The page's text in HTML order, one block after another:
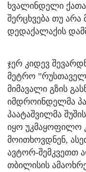
ხვალინდელი
შერცხვება თუ არა
დედაქალაქის
ჯერ კიდევ
მეტრო
მიმავალი გზის
იმდროინდელმა
პაატაშვილმა
იყო უკმაყოფილო
მოითხოვდნენ,
ავტორ-შემკვეთთ
თბილისის